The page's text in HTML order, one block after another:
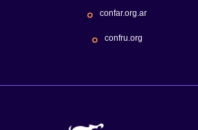
confar.org.ar
confru.org